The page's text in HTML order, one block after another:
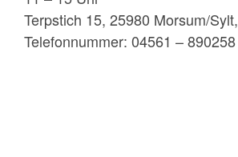
Terpstich 15, 25980 Morsum/Sylt,
Telefonnummer: 04561 – 890258